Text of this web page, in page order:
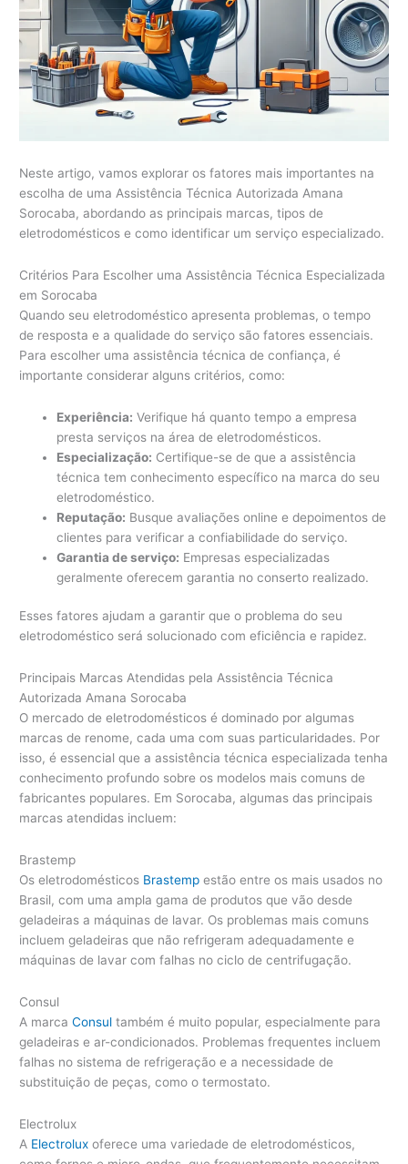
a
b
a
Neste artigo, vamos explorar os fatores mais importantes na
escolha de uma Assistência Técnica Autorizada Amana
Sorocaba, abordando as principais marcas, tipos de
eletrodomésticos e como identificar um serviço especializado.
Critérios Para Escolher uma Assistência Técnica Especializada
em Sorocaba
Quando seu eletrodoméstico apresenta problemas, o tempo
de resposta e a qualidade do serviço são fatores essenciais.
Para escolher uma assistência técnica de confiança, é
importante considerar alguns critérios, como:
Experiência: Verifique há quanto tempo a empresa
presta serviços na área de eletrodomésticos.
Especialização: Certifique-se de que a assistência
técnica tem conhecimento específico na marca do seu
eletrodoméstico.
Reputação: Busque avaliações online e depoimentos de
clientes para verificar a confiabilidade do serviço.
Garantia de serviço: Empresas especializadas
geralmente oferecem garantia no conserto realizado.
Esses fatores ajudam a garantir que o problema do seu
eletrodoméstico será solucionado com eficiência e rapidez.
Principais Marcas Atendidas pela Assistência Técnica
Autorizada Amana Sorocaba
O mercado de eletrodomésticos é dominado por algumas
marcas de renome, cada uma com suas particularidades. Por
isso, é essencial que a assistência técnica especializada tenha
conhecimento profundo sobre os modelos mais comuns de
fabricantes populares. Em Sorocaba, algumas das principais
marcas atendidas incluem:
Brastemp
Os eletrodomésticos Brastemp estão entre os mais usados no
Brasil, com uma ampla gama de produtos que vão desde
geladeiras a máquinas de lavar. Os problemas mais comuns
incluem geladeiras que não refrigeram adequadamente e
máquinas de lavar com falhas no ciclo de centrifugação.
Consul
A marcaConsul também é muito popular, especialmente para
geladeiras e ar-condicionados. Problemas frequentes incluem
falhas no sistema de refrigeração e a necessidade de
substituição de peças, como o termostato.
Electrolux
A Electrolux oferece uma variedade de eletrodomésticos,